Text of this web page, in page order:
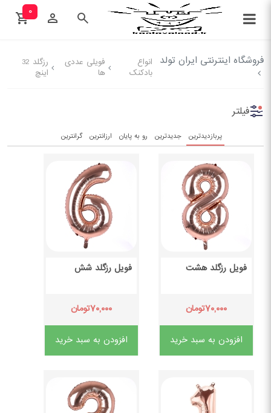
۰
فروشگاه اینترنتی ایران تولد
انواع
بادکنک
فویلی عددی
ها
رزگلد 32
اینچ
فیلتر
پربازدیدترین جدیدترین رو به پایان ارزانترین گرانترین
فویل رزگلد هشت
۷۰,۰۰۰تومان
افزودن به سبد خرید
فویل رزگلد شش
۷۰,۰۰۰تومان
افزودن به سبد خرید